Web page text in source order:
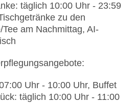
Parkplatz (nach
ohne Gebühr
Konferenzräume: 2,
Tagungsequipment:
12000 qm
Sterne
täglich 10:00 Uhr - 23:59
zu den
am Nachmittag, AI-
Uhr - 10:00 Uhr, Buffet
täglich 10:00 Uhr - 11:00